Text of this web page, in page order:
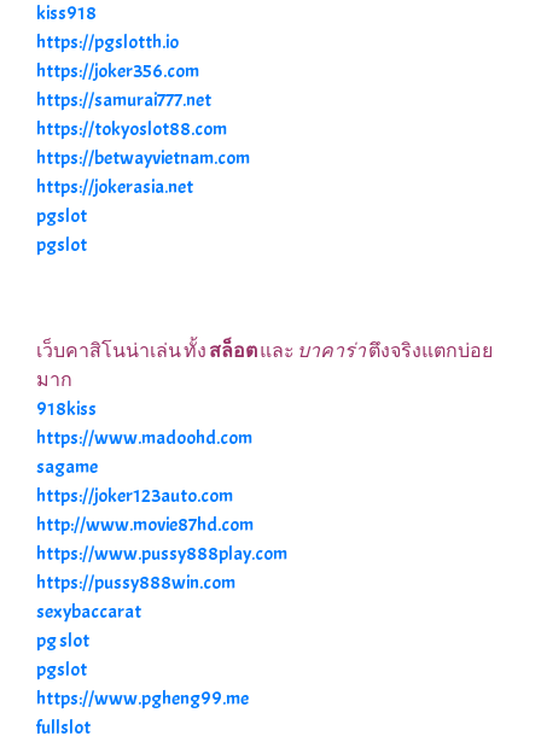
kiss918
https://pgslotth.io
https://joker356.com
https://samurai777.net
https://tokyoslot88.com
https://betwayvietnam.com
https://jokerasia.net
pgslot
pgslot
เว็บคาสิโนน่าเล่น ทั้ง สล็อตและ บาคาร่าตึงจริงแตกบ่อย
มาก
918kiss
https://www.madoohd.com
sagame
https://joker123auto.com
http://www.movie87hd.com
https://www.pussy888play.com
https://pussy888win.com
sexybaccarat
pg slot
pgslot
https://www.pgheng99.me
fullslot